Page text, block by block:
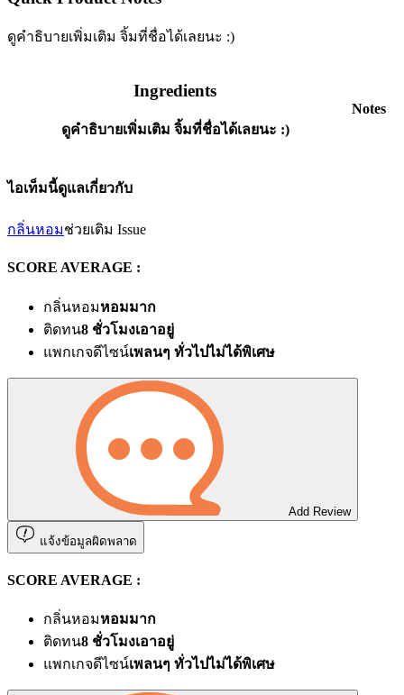
ดูคำธิบายเพิ่มเติม จิ้มที่ชื่อได้เลยนะ :)
Ingredients
ดูคำธิบายเพิ่มเติม จิ้มที่ชื่อได้เลยนะ :)
Notes
ไอเท็มนี้ดูแลเกี่ยวกับ
กลิ่นหอมช่วยเติม Issue
SCORE AVERAGE :
กลิ่นหอมหอมมาก
ติดทน8 ชั่วโมงเอาอยู่
แพกเกจดีไซน์เพลนๆ ทั่วไปไม่ได้พิเศษ
Add Review
แจ้งข้อมูลผิดพลาด
SCORE AVERAGE :
กลิ่นหอมหอมมาก
ติดทน8 ชั่วโมงเอาอยู่
แพกเกจดีไซน์เพลนๆ ทั่วไปไม่ได้พิเศษ